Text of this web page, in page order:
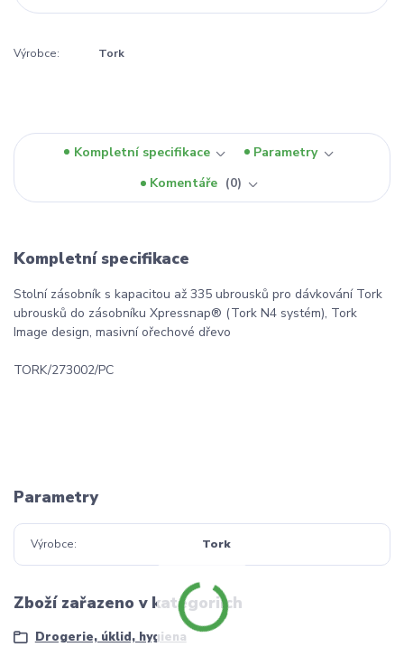
Výrobce: Tork
Kompletní specifikace
Parametry
Komentáře
0
Kompletní specifikace
Stolní zásobník s kapacitou až 335 ubrousků pro dávkování Tork
ubrousků do zásobníku Xpressnap® (Tork N4 systém), Tork
Image design, masivní ořechové dřevo
TORK/273002/PC
Parametry
Výrobce Tork
Zboží zařazeno v kategoriích
Drogerie, úklid, hygiena